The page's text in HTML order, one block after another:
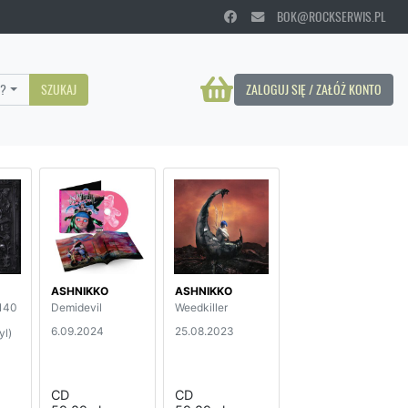
BOK@ROCKSERWIS.PL
ZALOGUJ SIĘ / ZAŁÓŻ KONTO
SZUKAJ
ASHNIKKO
Demidevil
6.09.2024
CD
ASHNIKKO
Weedkiller
25.08.2023
CD